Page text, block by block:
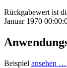
Rückgabewert ist
Januar 1970
Beispiel ansehen …